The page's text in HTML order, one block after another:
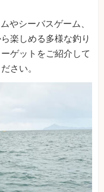
やシーバスゲーム、
楽しめる多様な釣り
ゲットをご紹介して
さい。